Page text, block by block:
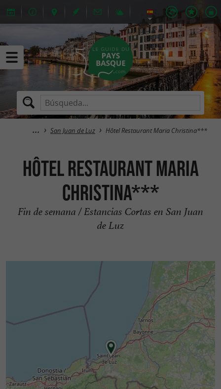
San Juan de Luz Hôtel Restaurant Maria Christina***
Hôtel Restaurant Maria
Christina***
Fin de semana / Estancias Cortas en San Juan
de Luz